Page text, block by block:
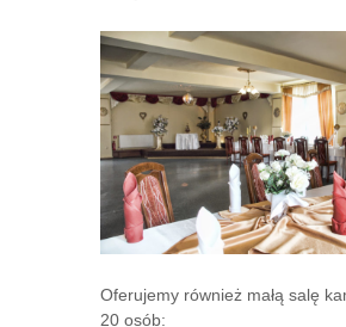
Oferujemy również małą salę
20 osób: